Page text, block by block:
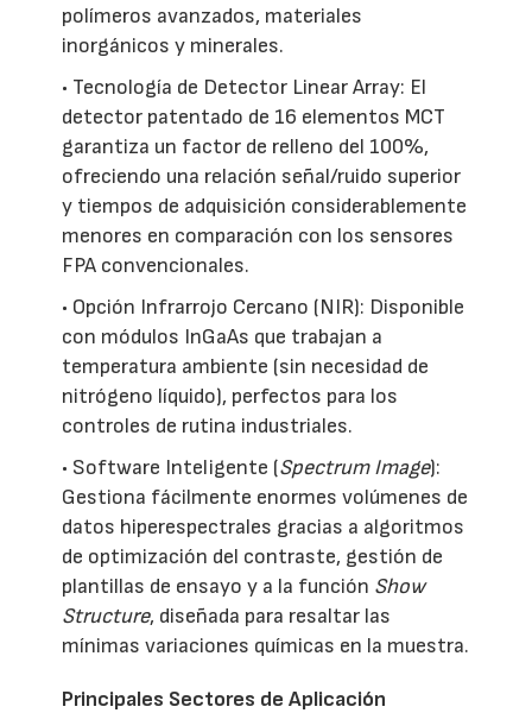
polímeros avanzados, materiales
inorgánicos y minerales.
• Tecnología de Detector Linear Array: El
detector patentado de 16 elementos MCT
garantiza un factor de relleno del 100%,
ofreciendo una relación señal/ruido superior
y tiempos de adquisición considerablemente
menores en comparación con los sensores
FPA convencionales.
• Opción Infrarrojo Cercano (NIR): Disponible
con módulos InGaAs que trabajan a
temperatura ambiente (sin necesidad de
nitrógeno líquido), perfectos para los
controles de rutina industriales.
• Software Inteligente (Spectrum Image):
Gestiona fácilmente enormes volúmenes de
datos hiperespectrales gracias a algoritmos
de optimización del contraste, gestión de
plantillas de ensayo y a la función Show
Structure, diseñada para resaltar las
mínimas variaciones químicas en la muestra.
Principales Sectores de Aplicación